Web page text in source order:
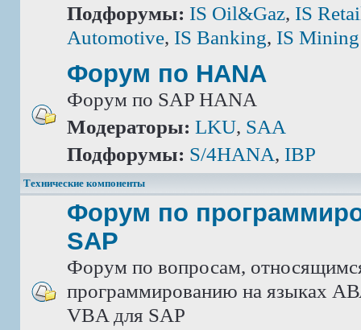
Подфорумы: IS Oil&Gaz, IS
Automotive, IS Banking, IS Mining
Форум по HANA
Форум по SAP HANA
Модераторы: LKU, SAA
Подфорумы: S/4HANA, IBP
Технические компоненты
Форум по
SAP
Форум по вопросам,
программированию на языках
VBA для SAP